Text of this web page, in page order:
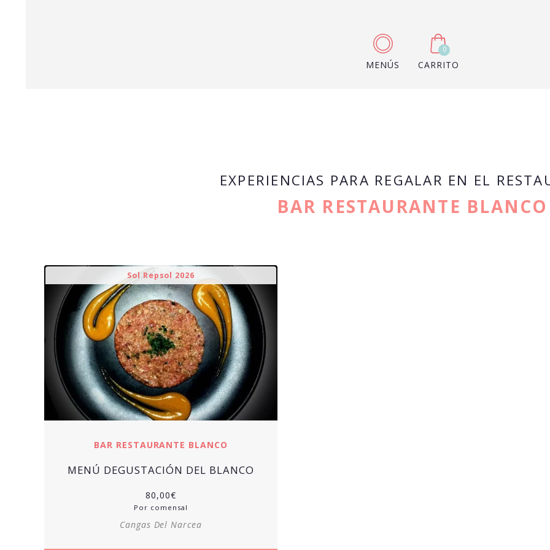
MENÚS
0
CARRITO
EXPERIENCIAS PARA REGALAR EN EL
BAR RESTAURANTE BLANCO
Sol Repsol 2026
BAR RESTAURANTE BLANCO
MENÚ DEGUSTACIÓN DEL BLANCO
80,00€
Por comensal
Cangas Del Narcea